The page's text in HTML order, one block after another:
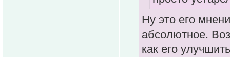
Ну это его
абсолютное.
как его